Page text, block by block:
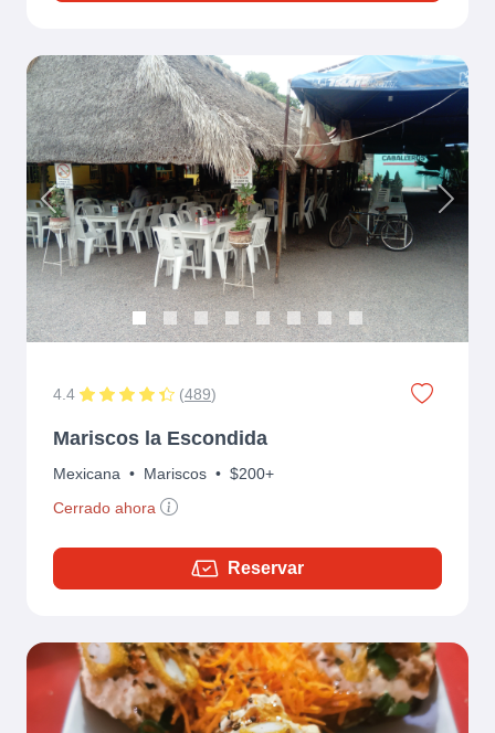
Previous Next
4.4 (489)
Mariscos la Escondida
Mexicana • Mariscos • $200+
Cerrado ahora
Reservar